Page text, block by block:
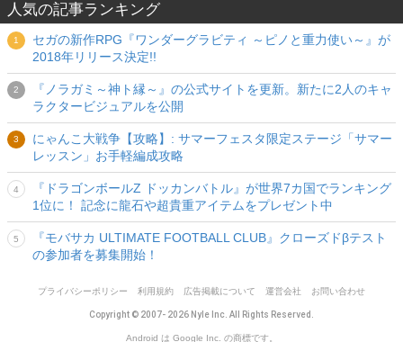
人気の記事ランキング
セガの新作RPG『ワンダーグラビティ ～ピノと重力使い～』が
2018年リリース決定!!
『ノラガミ～神ト縁～』の公式サイトを更新。新たに2人のキャ
ラクタービジュアルを公開
にゃんこ大戦争【攻略】: サマーフェスタ限定ステージ「サマー
レッスン」お手軽編成攻略
『ドラゴンボールZ ドッカンバトル』が世界7カ国でランキング
1位に！ 記念に龍石や超貴重アイテムをプレゼント中
『モバサカ ULTIMATE FOOTBALL CLUB』クローズドβテスト
の参加者を募集開始！
プライバシーポリシー 利用規約 広告掲載について 運営会社 お問い合わせ
Copyright © 2007- 2026 Nyle Inc. All Rights Reserved.
Android は Google Inc. の商標です。